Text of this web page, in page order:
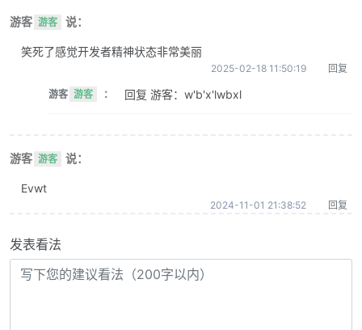
游客 游客 说：
笑死了感觉开发者精神状态非常美丽
2025-02-18 11:50:19 回复
游客 游客 ： 回复 游客：w'b'x'lwbxl
游客 游客 说：
Evwt
2024-11-01 21:38:52 回复
发表看法